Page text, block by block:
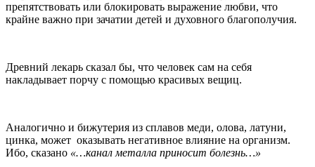
препятствовать или блокировать выражение любви, что
крайне важно при зачатии детей и духовного благополучия.
Древний лекарь сказал бы, что человек сам на себя
накладывает порчу с помощью красивых вещиц.
Аналогично и бижутерия из сплавов меди, олова, латуни,
цинка, может оказывать негативное влияние на организм.
Ибо, сказано «…канал металла приносит болезнь…»